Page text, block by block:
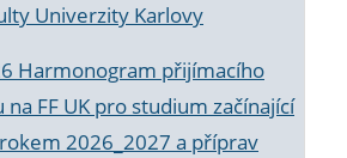
Univerzity Karlovy
Harmonogram přijímacího
FF UK pro studium začínající
2026_2027 a příprav